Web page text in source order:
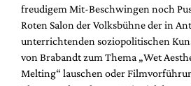
freudigem Mit-Beschwingen noch
Roten Salon der Volksbühne der in
unterrichtenden soziopolitischen
von Brabandt zum Thema „Wet
Melting“ lauschen oder